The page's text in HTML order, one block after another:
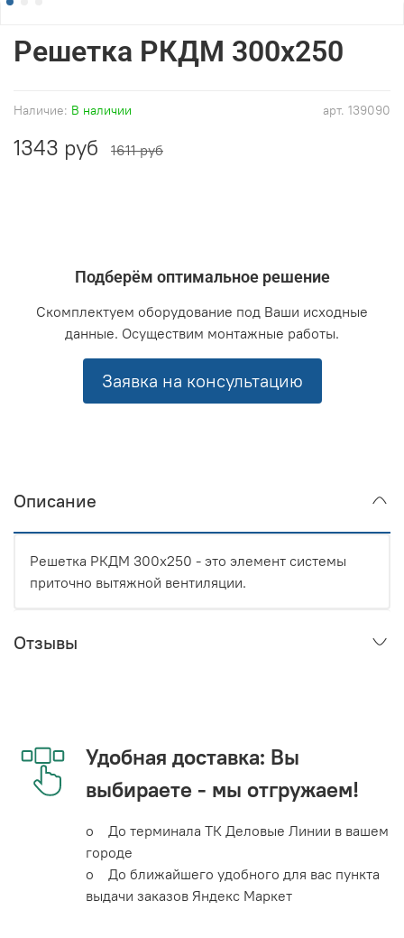
арт. 139090
Наличие: В наличии
Решетка РКДМ 300x250
1343 руб 1611 руб
Подберём оптимальное решение
Скомплектуем оборудование под Ваши исходные
данные. Осуществим монтажные работы.
Заявка на консультацию
Описание
Решетка РКДМ 300x250 - это элемент системы
приточно вытяжной вентиляции.
Отзывы
Удобная доставка: Вы
выбираете - мы отгружаем!
o До терминала ТК Деловые Линии в вашем
городе
o До ближайшего удобного для вас пункта
выдачи заказов Яндекс Маркет